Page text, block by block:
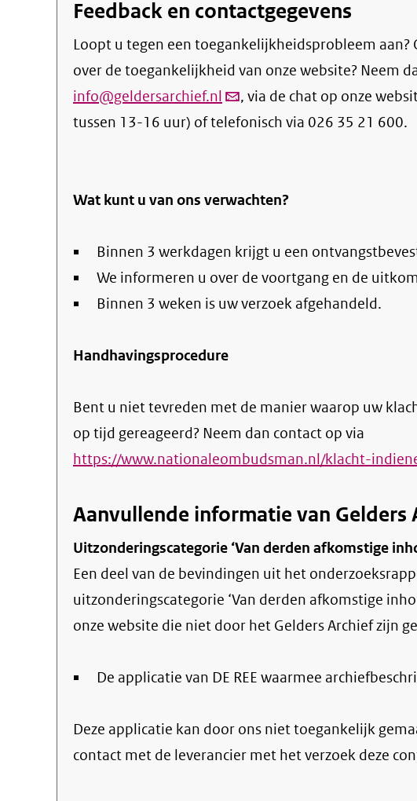
Feedback en contactgegevens
Loopt u tegen een toegankelijkheidsprobleem
over de toegankelijkheid van onze website? Neem
info@geldersarchief.nl (link
verstuurt
, via de chat op onze
tussen 13-16 uur) of telefonisch via 026 35 21 600.
Wat kunt u van ons verwachten?
Binnen 3 werkdagen krijgt u een
We informeren u over de voortgang en de
Binnen 3 weken is uw verzoek afgehandeld.
Handhavingsprocedure
Bent u niet tevreden met de manier waarop uw
op tijd gereageerd? Neem dan contact op via
https://www.nationaleombudsman.nl/klacht-
Aanvullende informatie van Gelders
Uitzonderingscategorie ‘Van derden afkomstige
Een deel van de bevindingen uit het
uitzonderingscategorie ‘Van derden afkomstige
onze website die niet door het Gelders Archief zijn
De applicatie van DE REE waarmee
Deze applicatie kan door ons niet toegankelijk
contact met de leverancier met het verzoek deze